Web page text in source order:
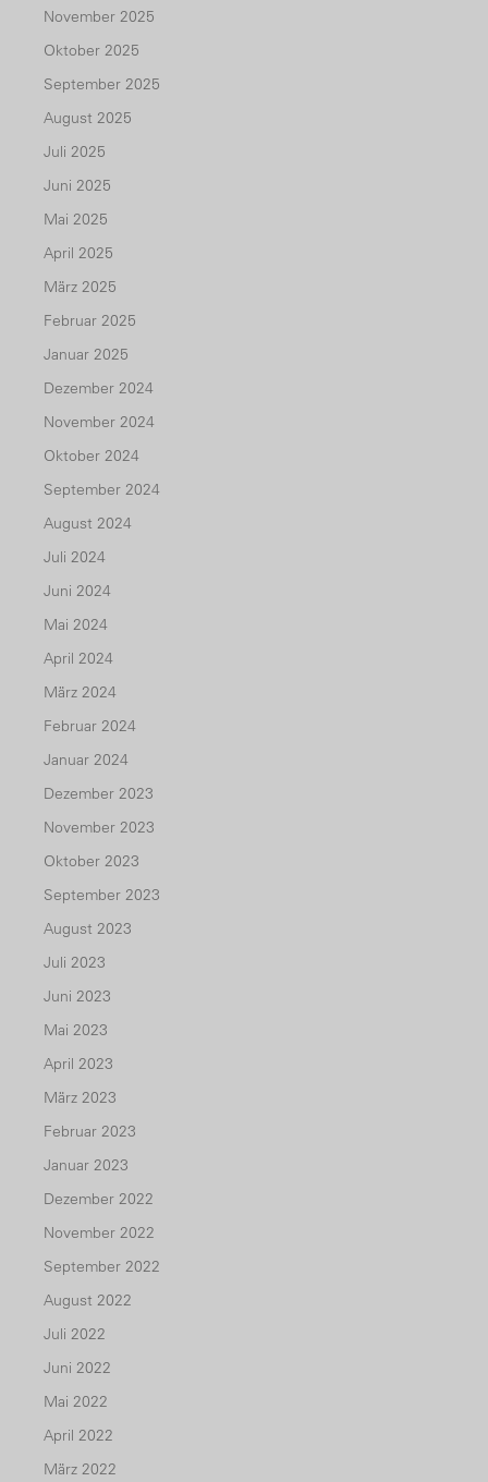
November 2025
Oktober 2025
September 2025
August 2025
Juli 2025
Juni 2025
Mai 2025
April 2025
März 2025
Februar 2025
Januar 2025
Dezember 2024
November 2024
Oktober 2024
September 2024
August 2024
Juli 2024
Juni 2024
Mai 2024
April 2024
März 2024
Februar 2024
Januar 2024
Dezember 2023
November 2023
Oktober 2023
September 2023
August 2023
Juli 2023
Juni 2023
Mai 2023
April 2023
März 2023
Februar 2023
Januar 2023
Dezember 2022
November 2022
September 2022
August 2022
Juli 2022
Juni 2022
Mai 2022
April 2022
März 2022